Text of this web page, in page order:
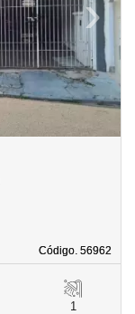
›Next
Código. 56962
Código. 56962
1